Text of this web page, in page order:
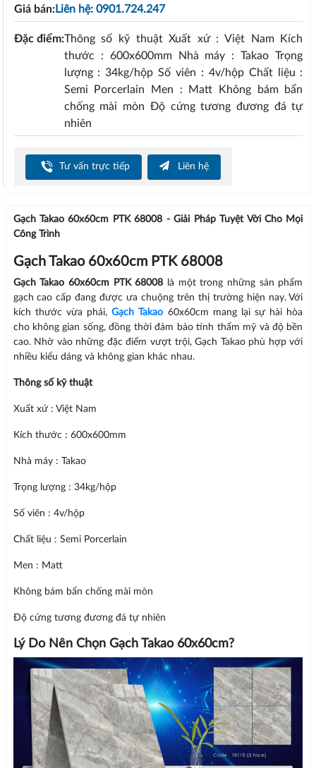
Giá bán:Liên hệ: 0901.724.247
Đặc điểm:Thông số kỹ thuật Xuất xứ : Việt Nam Kích
thước : 600x600mm Nhà máy : Takao Trọng
lượng : 34kg/hộp Số viên : 4v/hộp Chất liệu :
Semi Porcerlain Men : Matt Không bám bẩn
chống mài mòn Độ cứng tương đương đá tự
nhiên
Tư vấn trực tiếp Liên hệ
Gạch Takao 60x60cm PTK 68008 - Giải Pháp Tuyệt Vời Cho Mọi
Công Trình
Gạch Takao 60x60cm PTK 68008
Gạch Takao 60x60cm PTK 68008 là một trong những sản phẩm
gạch cao cấp đang được ưa chuộng trên thị trường hiện nay. Với
kích thước vừa phải,Gạch Takao 60x60cm mang lại sự hài hòa
cho không gian sống, đồng thời đảm bảo tính thẩm mỹ và độ bền
cao. Nhờ vào những đặc điểm vượt trội, Gạch Takao phù hợp với
nhiều kiểu dáng và không gian khác nhau.
Thông số kỹ thuật
Xuất xứ : Việt Nam
Kích thước : 600x600mm
Nhà máy : Takao
Trọng lượng : 34kg/hộp
Số viên : 4v/hộp
Chất liệu : Semi Porcerlain
Men : Matt
Không bám bẩn chống mài mòn
Độ cứng tương đương đá tự nhiên
Lý Do Nên Chọn Gạch Takao 60x60cm?